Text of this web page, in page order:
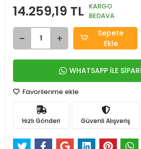
14.259,19 TL KARGO
BEDAVA
Sepete
Ekle
WHATSAPP İLE
Favorilerime ekle
Hızlı Gönderi Güvenli Alışveriş